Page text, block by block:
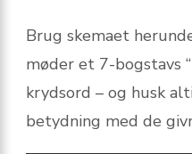
Brug skemaet
møder et 7-bogstavs
krydsord – og husk
betydning med de